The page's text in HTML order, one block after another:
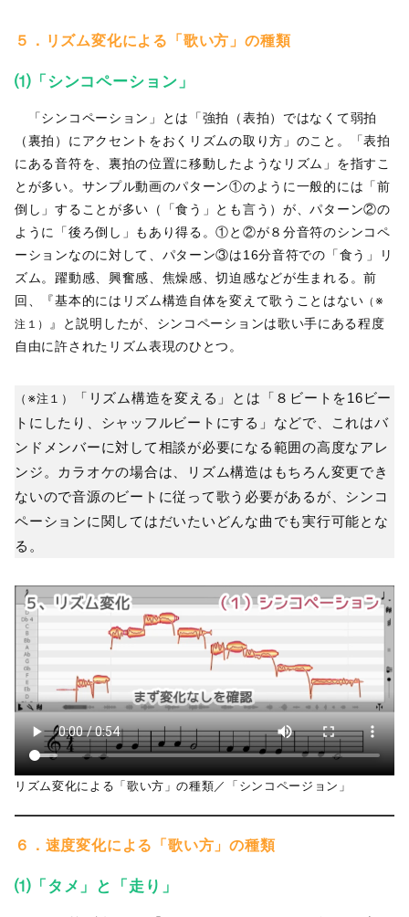
５．リズム変化による「歌い方」の種類
⑴「シンコペーション」
「シンコペーション」とは「強拍（表拍）ではなくて弱拍
（裏拍）にアクセントをおくリズムの取り方」のこと。「表拍
にある音符を、裏拍の位置に移動したようなリズム」を指すこ
とが多い。サンプル動画のパターン①のように一般的には「前
倒し」することが多い（「食う」とも言う）が、パターン②の
ように「後ろ倒し」もあり得る。①と②が８分音符のシンコペ
ーションなのに対して、パターン③は16分音符での「食う」リ
ズム。躍動感、興奮感、焦燥感、切迫感などが生まれる。前
回、『基本的にはリズム構造自体を変えて歌うことはない （※
注１） 』と説明したが、シンコペーションは歌い手にある程度
自由に許されたリズム表現のひとつ。
（※注１）
「リズム構造を変える」とは「８ビートを16ビー
トにしたり、シャッフルビートにする」などで、これはバ
ンドメンバーに対して相談が必要になる範囲の高度なアレ
ンジ。カラオケの場合は、リズム構造はもちろん変更でき
ないので音源のビートに従って歌う必要があるが、シンコ
ペーションに関してはだいたいどんな曲でも実行可能とな
る。
リズム変化による「歌い方」の種類／「シンコページョン」
６．速度変化による「歌い方」の種類
⑴「タメ」と「走り」